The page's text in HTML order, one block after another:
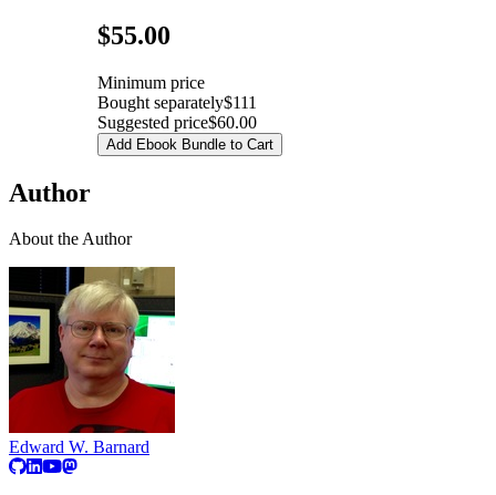
Pricing$55.00
Minimum price
Bought separately$111
Suggested price$60.00
Add Ebook Bundle to Cart
Author
About the Author
Edward W. Barnard